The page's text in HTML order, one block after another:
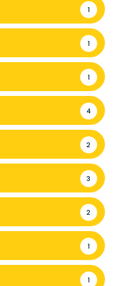
1
1
1
4
2
3
2
1
1